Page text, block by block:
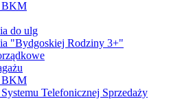
BKM
do ulg
"Bydgoskiej Rodziny 3+"
BKM
Telefonicznej Sprzedaży